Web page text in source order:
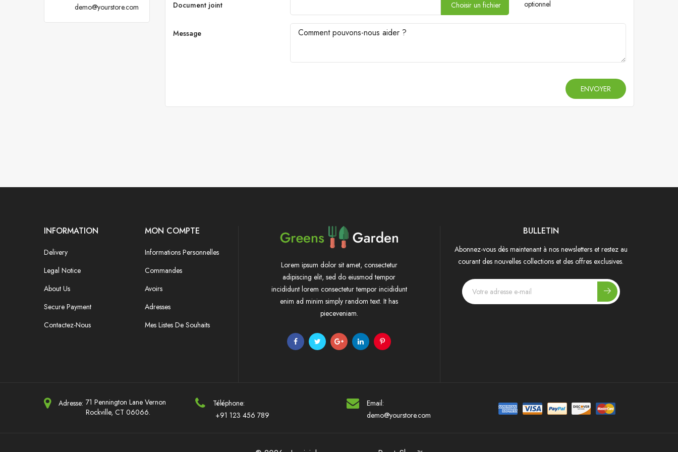
demo@yourstore.com
Document joint Choisir un fichier optionnel
Message
INFORMATION
Delivery
Legal Notice
About Us
Secure Payment
Contactez-Nous
MON COMPTE
Informations Personnelles
Commandes
Avoirs
Adresses
Mes Listes De Souhaits
Lorem ipsum dolor sit amet, consectetur
adipiscing elit, sed do eiusmod tempor
incididunt lorem consectetur tempor incididunt
enim ad minim simply random text. It has
pieceveniam.
BULLETIN
Abonnez-vous dès maintenant à nos newsletters et restez au
courant des nouvelles collections et des offres exclusives.
Adresse: 71 Pennington Lane Vernon
Rockville, CT 06066.
Téléphone:
+91 123 456 789
Email:
demo@yourstore.com